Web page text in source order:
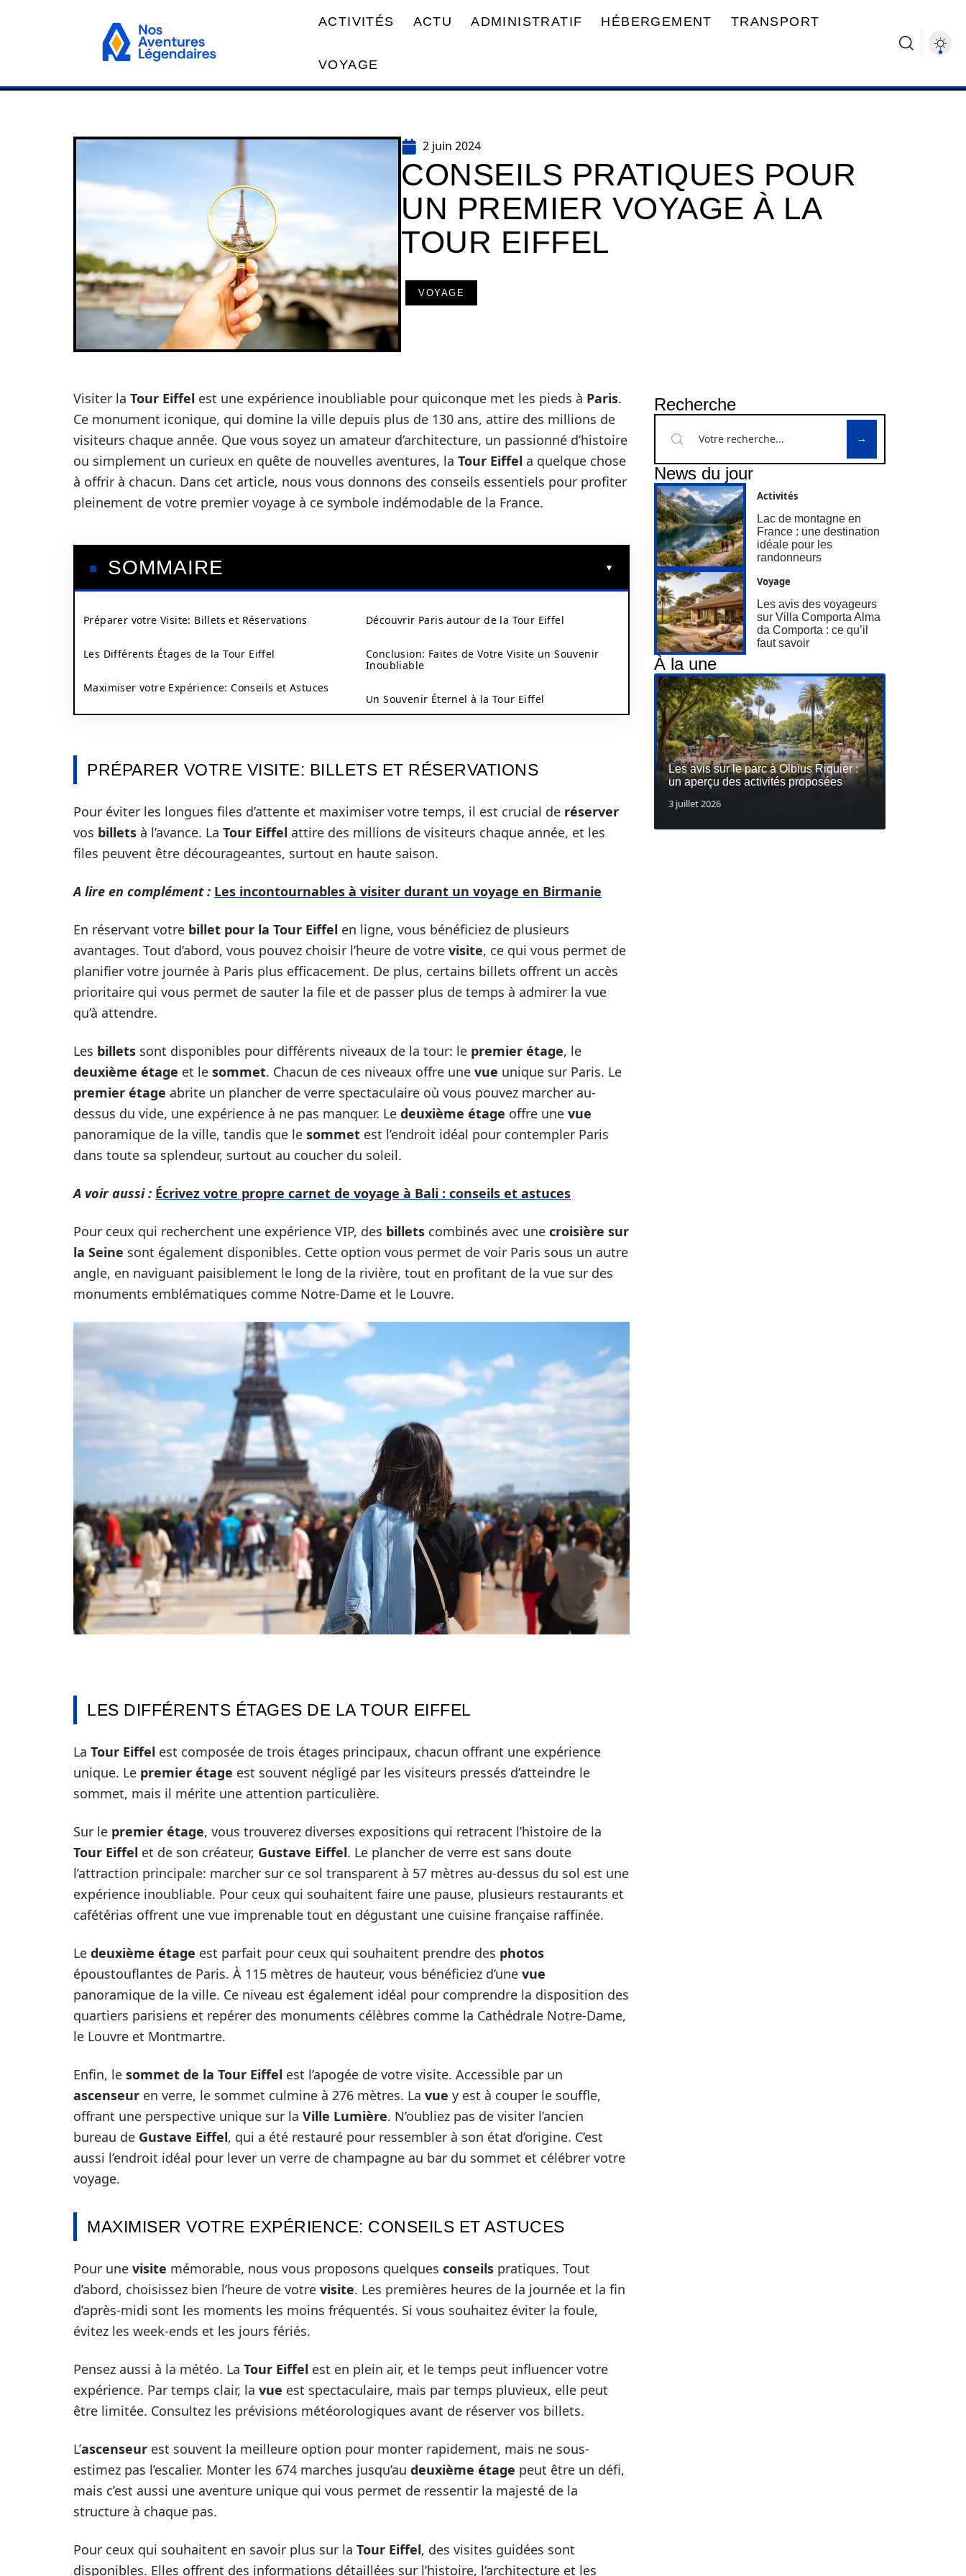
ACTIVITÉS ACTU ADMINISTRATIF HÉBERGEMENT TRANSPORT
VOYAGE
2 juin 2024
CONSEILS PRATIQUES POUR
UN PREMIER VOYAGE À LA
TOUR EIFFEL
VOYAGE
Visiter la Tour Eiffel est une expérience inoubliable pour quiconque met les pieds à Paris.
Ce monument iconique, qui domine la ville depuis plus de 130 ans, attire des millions de
visiteurs chaque année. Que vous soyez un amateur d’architecture, un passionné d’histoire
ou simplement un curieux en quête de nouvelles aventures, la Tour Eiffel a quelque chose
à offrir à chacun. Dans cet article, nous vous donnons des conseils essentiels pour profiter
pleinement de votre premier voyage à ce symbole indémodable de la France.
SOMMAIRE
Préparer votre Visite: Billets et Réservations
Les Différents Étages de la Tour Eiffel
Maximiser votre Expérience: Conseils et Astuces
Découvrir Paris autour de la Tour Eiffel
Conclusion: Faites de Votre Visite un Souvenir
Inoubliable
Un Souvenir Éternel à la Tour Eiffel
PRÉPARER VOTRE VISITE: BILLETS ET RÉSERVATIONS
Pour éviter les longues files d’attente et maximiser votre temps, il est crucial de réserver
vos billets à l’avance. La Tour Eiffel attire des millions de visiteurs chaque année, et les
files peuvent être décourageantes, surtout en haute saison.
A lire en complément : Les incontournables à visiter durant un voyage en Birmanie
En réservant votre billet pour la Tour Eiffel en ligne, vous bénéficiez de plusieurs
avantages. Tout d’abord, vous pouvez choisir l’heure de votre visite, ce qui vous permet de
planifier votre journée à Paris plus efficacement. De plus, certains billets offrent un accès
prioritaire qui vous permet de sauter la file et de passer plus de temps à admirer la vue
qu’à attendre.
Les billets sont disponibles pour différents niveaux de la tour: le premier étage, le
deuxième étage et le sommet. Chacun de ces niveaux offre une vue unique sur Paris. Le
premier étage abrite un plancher de verre spectaculaire où vous pouvez marcher au-
dessus du vide, une expérience à ne pas manquer. Le deuxième étage offre une vue
panoramique de la ville, tandis que le sommet est l’endroit idéal pour contempler Paris
dans toute sa splendeur, surtout au coucher du soleil.
A voir aussi : Écrivez votre propre carnet de voyage à Bali : conseils et astuces
Pour ceux qui recherchent une expérience VIP, des billets combinés avec une croisière sur
la Seine sont également disponibles. Cette option vous permet de voir Paris sous un autre
angle, en naviguant paisiblement le long de la rivière, tout en profitant de la vue sur des
monuments emblématiques comme Notre-Dame et le Louvre.
LES DIFFÉRENTS ÉTAGES DE LA TOUR EIFFEL
La Tour Eiffel est composée de trois étages principaux, chacun offrant une expérience
unique. Le premier étage est souvent négligé par les visiteurs pressés d’atteindre le
sommet, mais il mérite une attention particulière.
Sur le premier étage, vous trouverez diverses expositions qui retracent l’histoire de la
Tour Eiffel et de son créateur, Gustave Eiffel. Le plancher de verre est sans doute
l’attraction principale: marcher sur ce sol transparent à 57 mètres au-dessus du sol est une
expérience inoubliable. Pour ceux qui souhaitent faire une pause, plusieurs restaurants et
cafétérias offrent une vue imprenable tout en dégustant une cuisine française raffinée.
Le deuxième étage est parfait pour ceux qui souhaitent prendre des photos
époustouflantes de Paris. À 115 mètres de hauteur, vous bénéficiez d’une vue
panoramique de la ville. Ce niveau est également idéal pour comprendre la disposition des
quartiers parisiens et repérer des monuments célèbres comme la Cathédrale Notre-Dame,
le Louvre et Montmartre.
Enfin, le sommet de la Tour Eiffel est l’apogée de votre visite. Accessible par un
ascenseur en verre, le sommet culmine à 276 mètres. La vue y est à couper le souffle,
offrant une perspective unique sur la Ville Lumière. N’oubliez pas de visiter l’ancien
bureau de Gustave Eiffel, qui a été restauré pour ressembler à son état d’origine. C’est
aussi l’endroit idéal pour lever un verre de champagne au bar du sommet et célébrer votre
voyage.
MAXIMISER VOTRE EXPÉRIENCE: CONSEILS ET ASTUCES
Pour une visite mémorable, nous vous proposons quelques conseils pratiques. Tout
d’abord, choisissez bien l’heure de votre visite. Les premières heures de la journée et la fin
d’après-midi sont les moments les moins fréquentés. Si vous souhaitez éviter la foule,
évitez les week-ends et les jours fériés.
Pensez aussi à la météo. La Tour Eiffel est en plein air, et le temps peut influencer votre
expérience. Par temps clair, la vue est spectaculaire, mais par temps pluvieux, elle peut
être limitée. Consultez les prévisions météorologiques avant de réserver vos billets.
L’ascenseur est souvent la meilleure option pour monter rapidement, mais ne sous-
estimez pas l’escalier. Monter les 674 marches jusqu’au deuxième étage peut être un défi,
mais c’est aussi une aventure unique qui vous permet de ressentir la majesté de la
structure à chaque pas.
Pour ceux qui souhaitent en savoir plus sur la Tour Eiffel, des visites guidées sont
disponibles. Elles offrent des informations détaillées sur l’histoire, l’architecture et les
Recherche
News du jour
Activités
Lac de montagne en
France : une destination
idéale pour les
randonneurs
Voyage
Les avis des voyageurs
sur Villa Comporta Alma
da Comporta : ce qu’il
faut savoir
À la une
Les avis sur le parc à Olbius Riquier :
un aperçu des activités proposées
3 juillet 2026